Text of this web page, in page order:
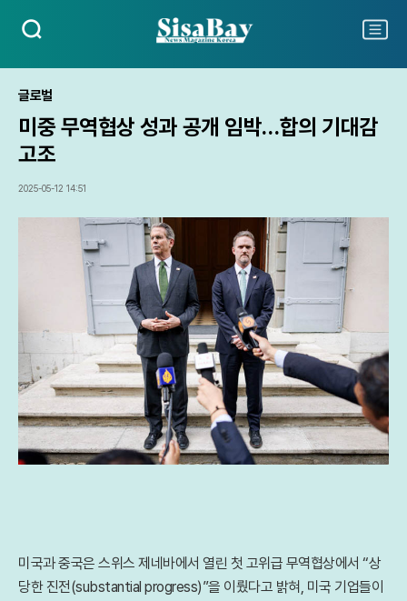
검
주
서
메
뉴
글로벌
미중 무역협상 성과 공개 임박…합의 기대감
고조
2025-05-12 14:51
미국과 중국은 스위스 제네바에서 열린 첫 고위급 무역협상에서 “상
당한 진전(substantial progress)”을 이뤘다고 밝혀, 미국 기업들이